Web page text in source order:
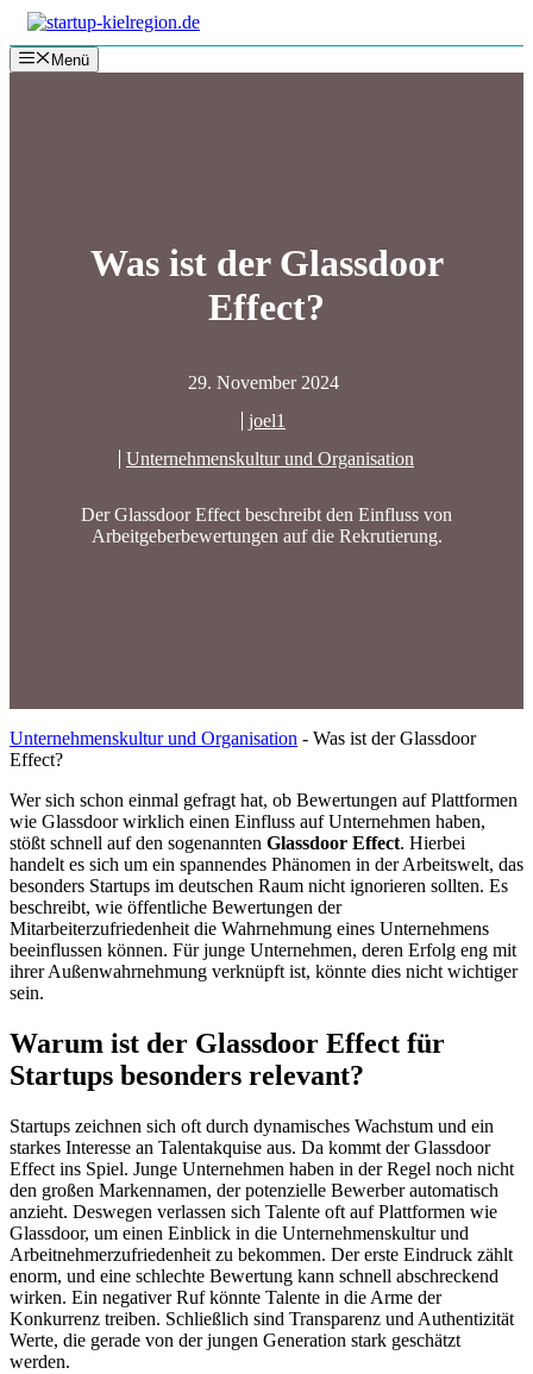
Zum
Inhalt
springenMenü
Was ist der Glassdoor
Effect?
29. November 2024
joel1
Unternehmenskultur und Organisation
Der Glassdoor Effect beschreibt den Einfluss von
Arbeitgeberbewertungen auf die Rekrutierung.
Unternehmenskultur und Organisation - Was ist der Glassdoor
Effect?
Wer sich schon einmal gefragt hat, ob Bewertungen auf Plattformen
wie Glassdoor wirklich einen Einfluss auf Unternehmen haben,
stößt schnell auf den sogenannten Glassdoor Effect. Hierbei
handelt es sich um ein spannendes Phänomen in der Arbeitswelt, das
besonders Startups im deutschen Raum nicht ignorieren sollten. Es
beschreibt, wie öffentliche Bewertungen der
Mitarbeiterzufriedenheit die Wahrnehmung eines Unternehmens
beeinflussen können. Für junge Unternehmen, deren Erfolg eng mit
ihrer Außenwahrnehmung verknüpft ist, könnte dies nicht wichtiger
sein.
Warum ist der Glassdoor Effect für
Startups besonders relevant?
Startups zeichnen sich oft durch dynamisches Wachstum und ein
starkes Interesse an Talentakquise aus. Da kommt der Glassdoor
Effect ins Spiel. Junge Unternehmen haben in der Regel noch nicht
den großen Markennamen, der potenzielle Bewerber automatisch
anzieht. Deswegen verlassen sich Talente oft auf Plattformen wie
Glassdoor, um einen Einblick in die Unternehmenskultur und
Arbeitnehmerzufriedenheit zu bekommen. Der erste Eindruck zählt
enorm, und eine schlechte Bewertung kann schnell abschreckend
wirken. Ein negativer Ruf könnte Talente in die Arme der
Konkurrenz treiben. Schließlich sind Transparenz und Authentizität
Werte, die gerade von der jungen Generation stark geschätzt
werden.